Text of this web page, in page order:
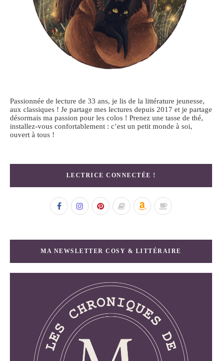
Passionnée de lecture de 33 ans, je lis de la littérature jeunesse,
aux classiques ! Je partage mes lectures depuis 2017 et je partage
désormais ma passion pour les colos ! Prenez une tasse de thé,
installez-vous confortablement : c’est un petit monde à soi,
ouvert à tous !
LECTRICE CONNECTÉE !
MA NEWSLETTER COSY & LITTÉRAIRE